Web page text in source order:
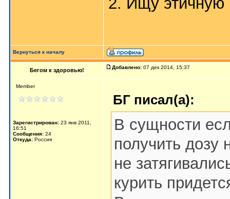
Вернуться к началу
Бегом к здоровью! Добавлено: 07 дек 2014, 15:37
Member
Зарегистрирован: 23 янв 2011,
16:51
Сообщения: 24
Откуда: Россия
БГ писал(а):
В сущности
получить дозу
не
курить